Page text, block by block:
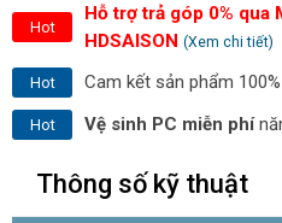
Hot
Hỗ trợ trả góp 0% qua
HDSAISON (Xem chi tiết)
Hot Cam kết sản phẩm
Hot Vệ sinh PC miễn phí
Thông số kỹ thuật